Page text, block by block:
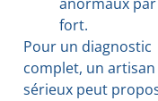
fort.
Pour un diagnostic
complet, un artisan
sérieux peut